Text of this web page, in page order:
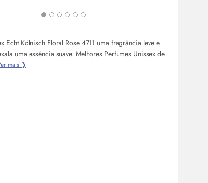
Echt Kölnisch Floral Rose 4711 uma fragrância leve e
uma essência suave. Melhores Perfumes Unissex de
mais ❯